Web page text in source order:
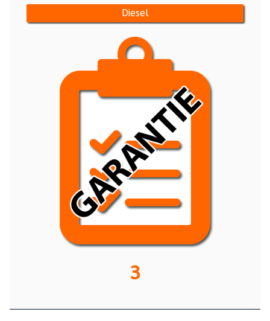
Diesel
3